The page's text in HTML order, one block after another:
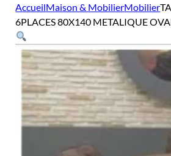
AccueilMaison & MobilierMobilier
6PLACES 80X140 METALIQUE